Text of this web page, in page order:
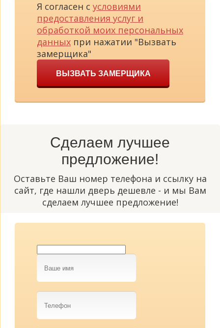
Я согласен с условиями
предоставления услуг и
обработкой моих персональных
данных при нажатии "Вызвать
замерщика"
ВЫЗВАТЬ ЗАМЕРЩИКА
Сделаем лучшее
предложение!
Оставьте Ваш номер телефона и ссылку на
сайт, где нашли дверь дешевле - и мы Вам
сделаем лучшее предложение!
Ваше
имя
Телефон